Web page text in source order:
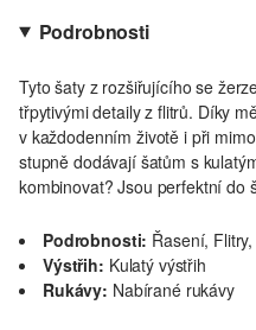
Podrobnosti
Tyto šaty z rozšiřujícího se
třpytivými detaily z flitrů. Díky
v každodenním životě i při
stupně dodávají šatům s
kombinovat? Jsou perfektní do
Podrobnosti: Řasení,
Výstřih: Kulatý výstřih
Rukávy: Nabírané rukávy